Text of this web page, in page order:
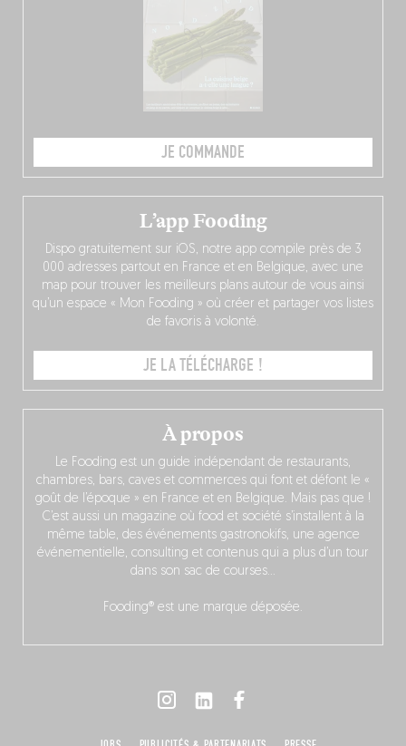
JE COMMANDE
À propos
Le Fooding est un guide indépendant de restaurants,
chambres, bars, caves et commerces qui font et défont le «
goût de l’époque » en France et en Belgique. Mais pas que !
C’est aussi un magazine où food et société s’installent à la
même table, des événements gastronokifs, une agence
événementielle, consulting et contenus qui a plus d’un tour
dans son sac de courses…
Fooding® est une marque déposée.
L’app Fooding
Dispo gratuitement sur iOS, notre app compile près de 3
000 adresses partout en France et en Belgique, avec une
map pour trouver les meilleurs plans autour de vous ainsi
qu’un espace « Mon Fooding » où créer et partager vos listes
de favoris à volonté.
JE LA TÉLÉCHARGE !